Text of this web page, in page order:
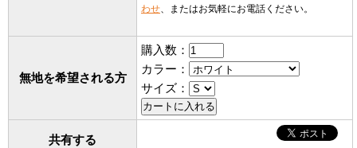
わせ、またはお気軽にお電話ください。
無地を希望される方
購入数：
カラー：
サイズ：
共有する